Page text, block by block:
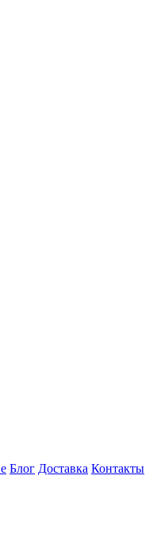
Блог Доставка Контакты